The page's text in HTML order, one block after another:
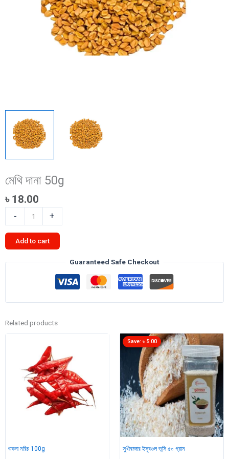
মেথি দানা 50g
৳ 18.00
-
দানা
50g
quantity
+
Add to cart
Guaranteed Safe Checkout
Related products
শুকনা মরিচ 100g
সুখীবাজার ইসুবগুল ভূসি ৫০ গ্রাম
Save: ৳ 5.00